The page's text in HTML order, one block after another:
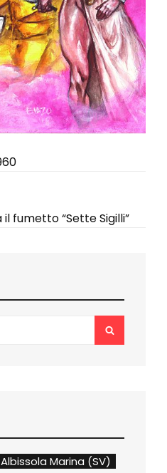
fumetto “Sette Sigilli”
SEARCH
Albissola Marina (SV)